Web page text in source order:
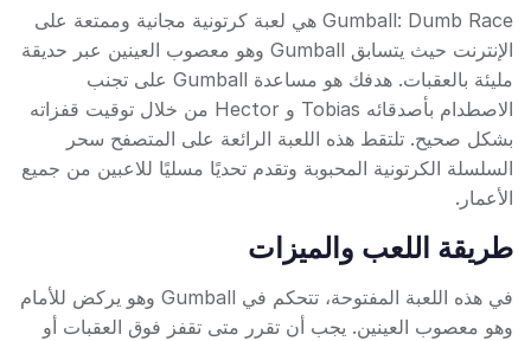
Gumball: Dumb Race هي لعبة كرتونية مجانية وممتعة على
الإنترنت حيث يتسابق Gumball وهو معصوب العينين عبر حديقة
مليئة بالعقبات. هدفك هو مساعدة Gumball على تجنب
الاصطدام بأصدقائه Tobias و Hector من خلال توقيت قفزاته
بشكل صحيح. تلتقط هذه اللعبة الرائعة على المتصفح سحر
السلسلة الكرتونية المحبوبة وتقدم تحديًا مسليًا للاعبين من جميع
الأعمار.
طريقة اللعب والميزات
في هذه اللعبة المفتوحة، تتحكم في Gumball وهو يركض للأمام
وهو معصوب العينين. يجب أن تقرر متى تقفز فوق العقبات أو